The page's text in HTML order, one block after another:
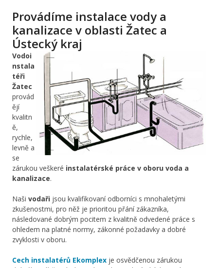
Provádíme instalace vody a
kanalizace v oblasti Žatec a
Ústecký kraj
Vodoi
nstala
téři
Žatec
provád
ějí
kvalitn
ě,
rychle,
levně a
se
zárukou veškeré instalatérské práce v oboru voda a
kanalizace.
Naši vodaři jsou kvalifikovaní odborníci s mnohaletými
zkušenostmi, pro něž je prioritou přání zákazníka,
následované dobrým pocitem z kvalitně odvedené práce s
ohledem na platné normy, zákonné požadavky a dobré
zvyklosti v oboru.
Cech instalatérů Ekomplex je osvědčenou zárukou